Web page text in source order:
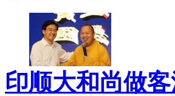
印顺大和尚做